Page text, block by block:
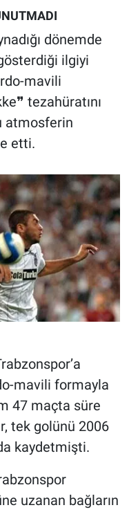
dönemde
ilgiyi
mavili
tezahüratını
atmosferin
etti.
mavili formayla
47 maçta süre
tek golünü 2006
kaydetmişti.
uzanan bağların